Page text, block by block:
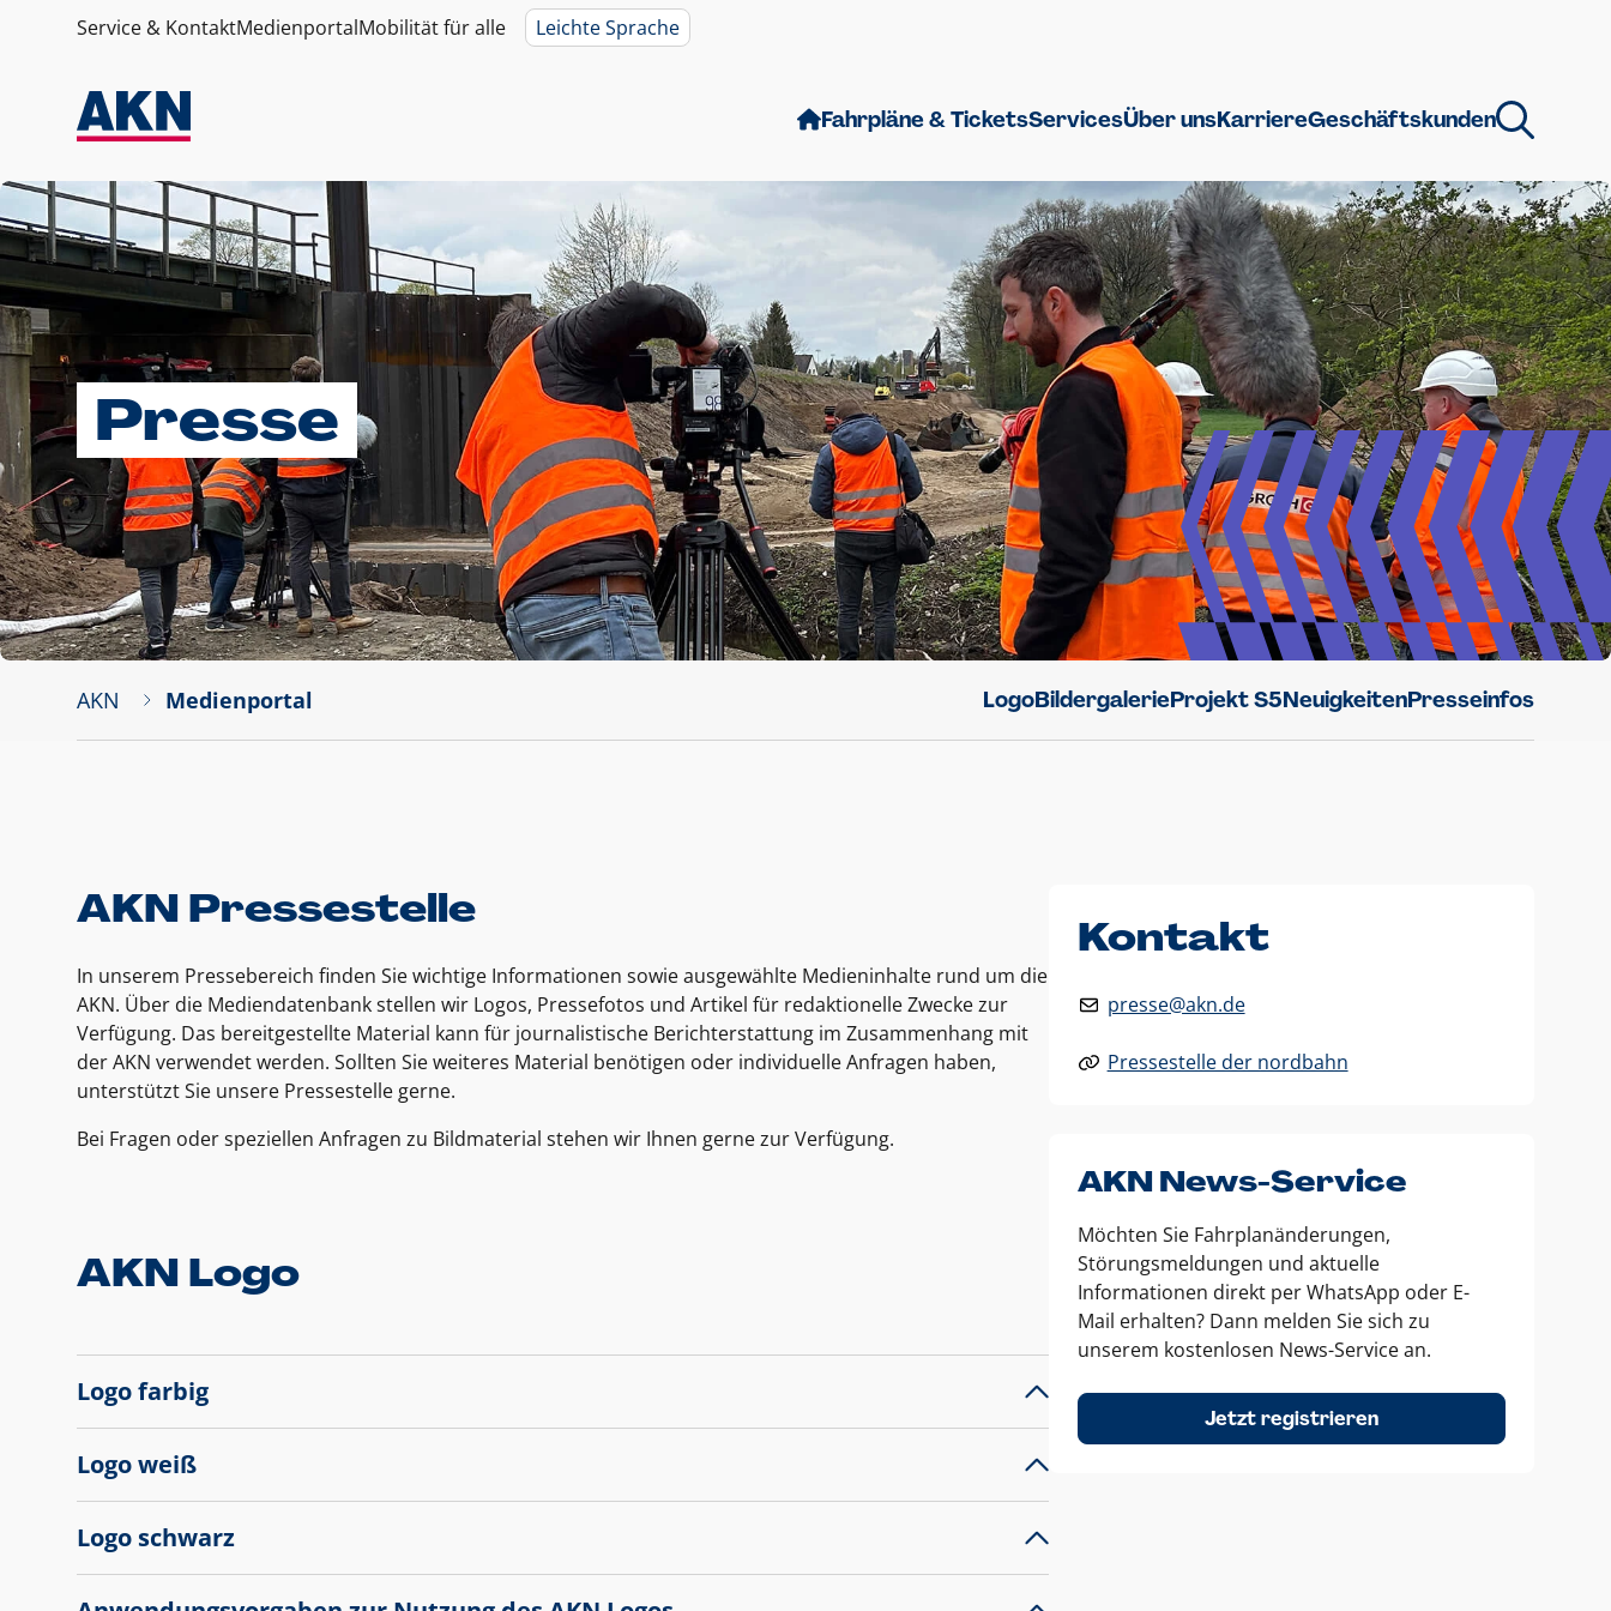
Service & KontaktMedienportalMobilität für alle Leichte Sprache
Fahrpläne & TicketsServicesÜber unsKarriereGeschäftskunden
Presse
AKN Medienportal LogoBildergalerieProjekt S5NeuigkeitenPresseinfos
AKN Pressestelle
In unserem Pressebereich finden Sie wichtige Informationen sowie ausgewählte Medieninhalte rund um die
AKN. Über die Mediendatenbank stellen wir Logos, Pressefotos und Artikel für redaktionelle Zwecke zur
Verfügung. Das bereitgestellte Material kann für journalistische Berichterstattung im Zusammenhang mit
der AKN verwendet werden. Sollten Sie weiteres Material benötigen oder individuelle Anfragen haben,
unterstützt Sie unsere Pressestelle gerne.
Bei Fragen oder speziellen Anfragen zu Bildmaterial stehen wir Ihnen gerne zur Verfügung.
AKN Logo
Logo farbig
Logo weiß
Logo schwarz
Kontakt
presse@akn.de
Pressestelle der nordbahn
AKN News-Service
Möchten Sie Fahrplanänderungen,
Störungsmeldungen und aktuelle
Informationen direkt per WhatsApp oder E-
Mail erhalten? Dann melden Sie sich zu
unserem kostenlosen News-Service an.
Jetzt registrieren